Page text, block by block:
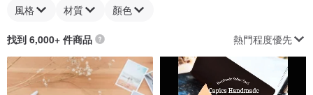
風格 材質 顏色
找到 6,000+ 件商品 熱門程度優先